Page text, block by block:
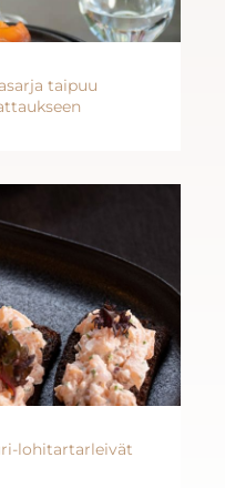
taipuu
lohitartarleivät